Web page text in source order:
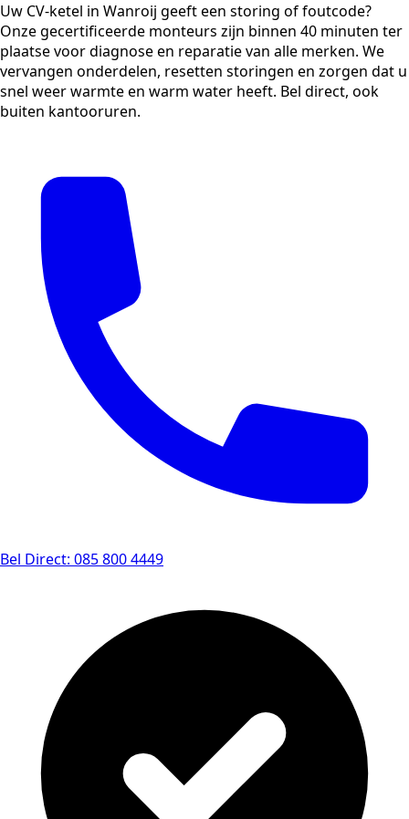
Uw CV-ketel in Wanroij geeft een storing of foutcode?
Onze gecertificeerde monteurs zijn binnen 40 minuten ter
plaatse voor diagnose en reparatie van alle merken. We
vervangen onderdelen, resetten storingen en zorgen dat u
snel weer warmte en warm water heeft. Bel direct, ook
buiten kantooruren.
Bel Direct: 085 800 4449